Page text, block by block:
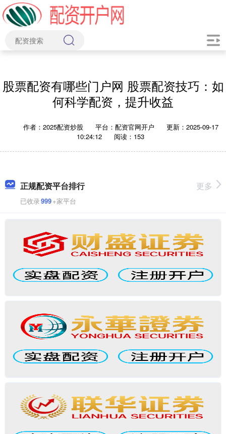
股票配资有哪些门户网 股票配资技巧：如
何科学配资，提升收益
作者：2025配资炒股 平台：配资官网开户
更新：2025-09-17
10:24:12
阅读：153
正规配资平台排行
已收录999+家平台
更多